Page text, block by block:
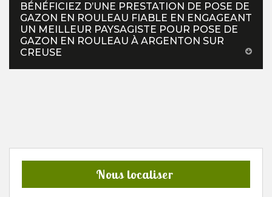
BÉNÉFICIEZ D’UNE PRESTATION DE POSE DE
GAZON EN ROULEAU FIABLE EN ENGAGEANT
UN MEILLEUR PAYSAGISTE POUR POSE DE
GAZON EN ROULEAU À ARGENTON SUR
CREUSE
Nous localiser